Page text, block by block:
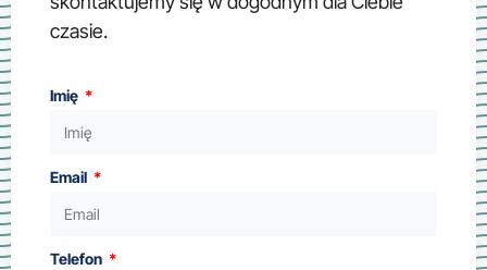
czasie.
Imię
Email
Telefon